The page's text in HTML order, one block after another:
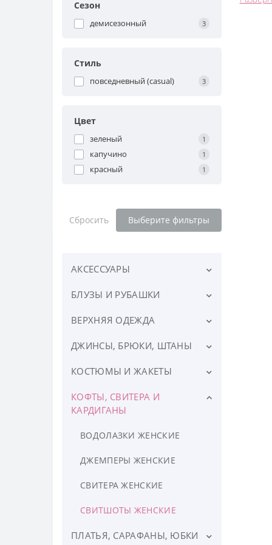
Сезон
демисезонный 3
Стиль
повседневный (casual) 3
Цвет
зеленый 1
капучино 1
красный 1
Сбросить Выберите фильтры
АКСЕССУАРЫ
ПЛАТКИ
ШАРФЫ
БЛУЗЫ И РУБАШКИ
БЛУЗЫ
РУБАШКИ ЖЕНСКИЕ
ВЕРХНЯЯ ОДЕЖДА
ДУБЛЕНКИ ЖЕНСКИЕ
ЖИЛЕТЫ ТЕПЛЫЕ
КУРТКИ ЖЕНСКИЕ
ДЖИНСЫ, БРЮКИ, ШТАНЫ
БРЮКИ ЖЕНСКИЕ
ЛЕГГИНСЫ, ЛОСИНЫ
ЖЕНСКИЕ
ШОРТЫ ЖЕНСКИЕ
КОСТЮМЫ И ЖАКЕТЫ
ЖАКЕТЫ ЖЕНСКИЕ
КОФТЫ, СВИТЕРА И
КАРДИГАНЫ
ВОДОЛАЗКИ ЖЕНСКИЕ
ДЖЕМПЕРЫ ЖЕНСКИЕ
СВИТЕРА ЖЕНСКИЕ
СВИТШОТЫ ЖЕНСКИЕ
ПЛАТЬЯ, САРАФАНЫ, ЮБКИ